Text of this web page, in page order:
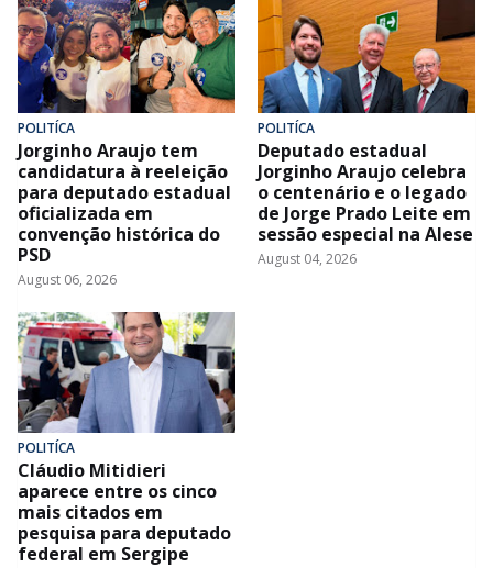
POLITÍCA
Jorginho Araujo tem
candidatura à reeleição
para deputado estadual
oficializada em
convenção histórica do
PSD
August 06, 2026
POLITÍCA
Deputado estadual
Jorginho Araujo celebra
o centenário e o legado
de Jorge Prado Leite em
sessão especial na Alese
August 04, 2026
POLITÍCA
Cláudio Mitidieri
aparece entre os cinco
mais citados em
pesquisa para deputado
federal em Sergipe